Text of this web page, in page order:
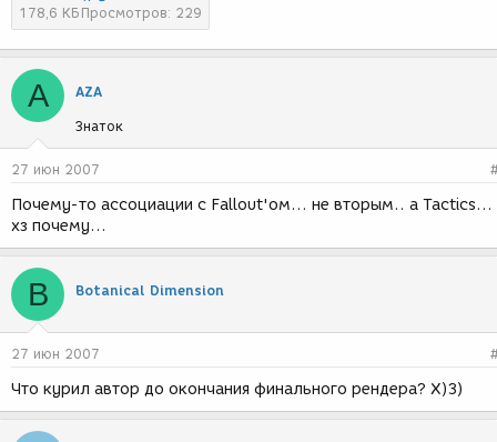
178,6 КБ Просмотров: 229
A AZA
Знаток
27 июн 2007
Почему-то ассоциации с Fallout'ом... не вторым.. а Tactics...
хз почему...
B Botanical Dimension
27 июн 2007
Что курил автор до окончания финального рендера? Х)З)